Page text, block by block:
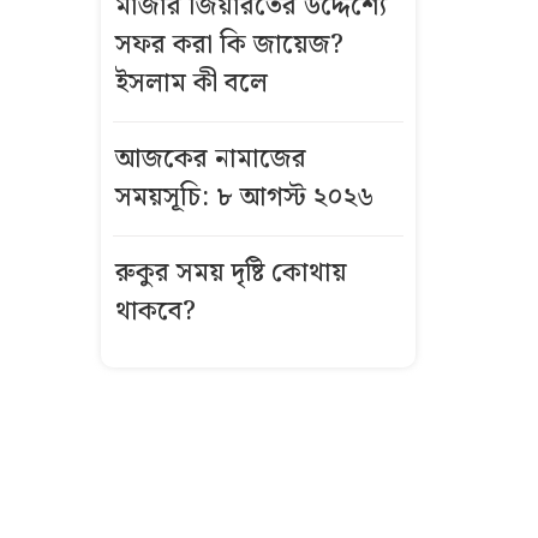
জলসা সালানা
অনুষ্ঠিত
মিলাদুন্নবীতে
টানা ৩ দিনের
ছুটি
দেরিতে সন্তান
সফর করা কি জায়েজ?
ইসলাম কী বলে
আজকের নামাজের
সময়সূচি: ৮ আগস্ট ২০২৬
রুকুর সময় দৃষ্টি কোথায়
থাকবে?